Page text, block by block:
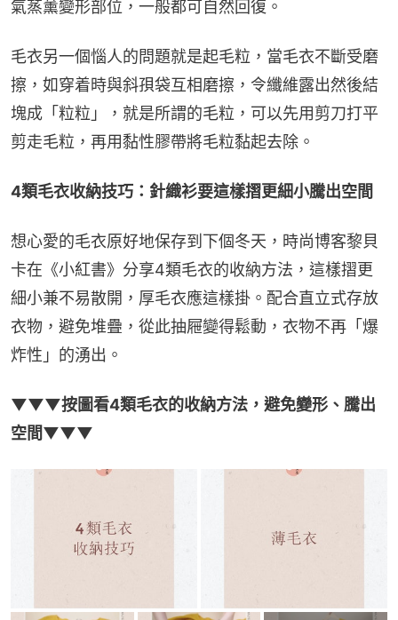
氣蒸薰變形部位，一般都可自然回復。
毛衣另一個惱人的問題就是起毛粒，當毛衣不斷受磨
擦，如穿着時與斜孭袋互相磨擦，令纖維露出然後結
塊成「粒粒」，就是所謂的毛粒，可以先用剪刀打平
剪走毛粒，再用黏性膠帶將毛粒黏起去除。
4類毛衣收納技巧：針織衫要這樣摺更細小騰出空間
想心愛的毛衣原好地保存到下個冬天，時尚博客黎貝
卡在《小紅書》分享4類毛衣的收納方法，這樣摺更
細小兼不易散開，厚毛衣應這樣掛。配合直立式存放
衣物，避免堆疊，從此抽屜變得鬆動，衣物不再「爆
炸性」的湧出。
▼▼▼按圖看4類毛衣的收納方法，避免變形、騰出
空間▼▼▼